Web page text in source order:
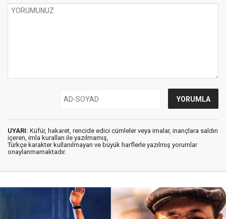
UYARI: Küfür, hakaret, rencide edici cümleler veya imalar, inançlara saldırı
içeren, imla kuralları ile yazılmamış,
Türkçe karakter kullanılmayan ve büyük harflerle yazılmış yorumlar
onaylanmamaktadır.